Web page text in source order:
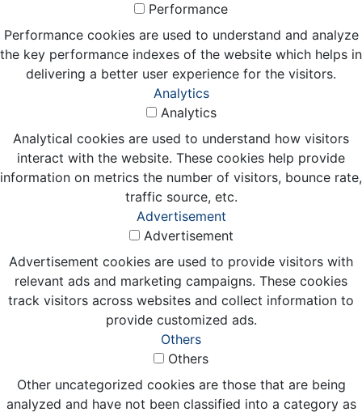
Performance
Performance cookies are used to understand and analyze
the key performance indexes of the website which helps in
delivering a better user experience for the visitors.
Analytics
Analytics
Analytical cookies are used to understand how visitors
interact with the website. These cookies help provide
information on metrics the number of visitors, bounce rate,
traffic source, etc.
Advertisement
Advertisement
Advertisement cookies are used to provide visitors with
relevant ads and marketing campaigns. These cookies
track visitors across websites and collect information to
provide customized ads.
Others
Others
Other uncategorized cookies are those that are being
analyzed and have not been classified into a category as